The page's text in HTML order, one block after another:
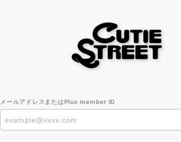
メールアドレスまたはPlus member ID